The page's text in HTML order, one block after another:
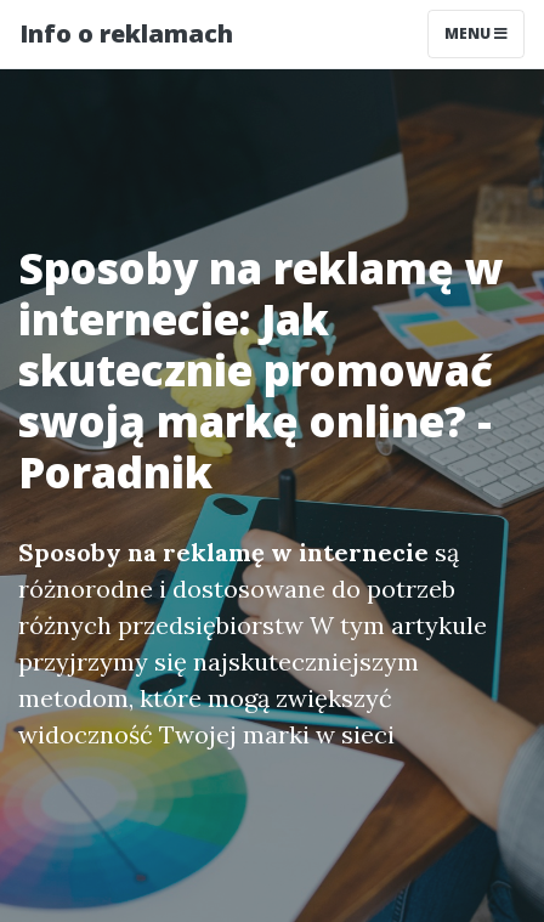
Info o reklamach MENU
Sposoby na reklamę w
internecie: Jak
skutecznie promować
swoją markę online? -
Poradnik
Sposoby na reklamę w internecie są
różnorodne i dostosowane do potrzeb
różnych przedsiębiorstw W tym artykule
przyjrzymy się najskuteczniejszym
metodom, które mogą zwiększyć
widoczność Twojej marki w sieci